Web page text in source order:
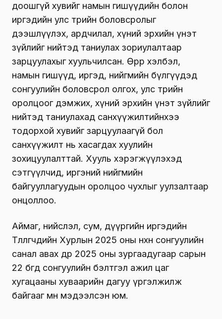
доошгүй хувийг намын гишүүдийн болон
иргэдийн улс төрийн боловсролыг
дээшлүүлэх, ардчилал, хүний эрхийн үнэт
зүйлийг нийтэд таниулах зориулалтаар
зарцуулахыг хуульчилсан. Өөрөөр хэлбэл,
намын гишүүд, иргэд, нийгмийн бүлгүүдэд
сонгуулийн боловсрол олгох, улс төрийн
оролцоог дэмжих, хүний эрхийн үнэт зүйлийг
нийтэд таниулахад санхүүжилтийнхээ
тодорхой хувийг зарцуулаагүй бол
санхүүжилт нь хасагдах хуулийн
зохицуулалттай. Хууль хэрэгжүүлэхэд
сэтгүүлчид, иргэний нийгмийн
байгууллагуудын оролцоо чухлыг уулзалтаар
онцоллоо.
Аймаг, нийслэл, сум, дүүргийн иргэдийн
Төлөөлөгчдийн Хурлын 2025 оны нөхөн сонгуулийн
санал авах өдөр 2025 оны зургаадугаар сарын
22 бөгөөд сонгуулийн бэлтгэл ажил цаг
хугацааны хуваарийн дагуу үргэлжилж
байгааг мөн мэдээлсэн юм.